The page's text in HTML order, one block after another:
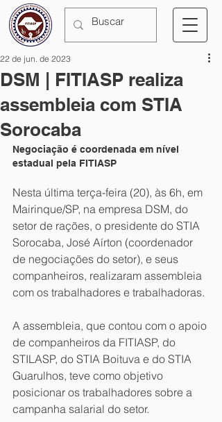
DSM | FITIASP realiza
assembleia com STIA
Sorocaba
22 de jun. de 2023
Negociação é coordenada em nível
estadual pela FITIASP
Nesta última terça-feira (20), às 6h, em
Mairinque/SP, na empresa DSM, do
setor de rações, o presidente do STIA
Sorocaba, José Aírton (coordenador
de negociações do setor), e seus
companheiros, realizaram assembleia
com os trabalhadores e trabalhadoras.
A assembleia, que contou com o apoio
de companheiros da FITIASP, do
STILASP, do STIA Boituva e do STIA
Guarulhos, teve como objetivo
posicionar os trabalhadores sobre a
campanha salarial do setor.